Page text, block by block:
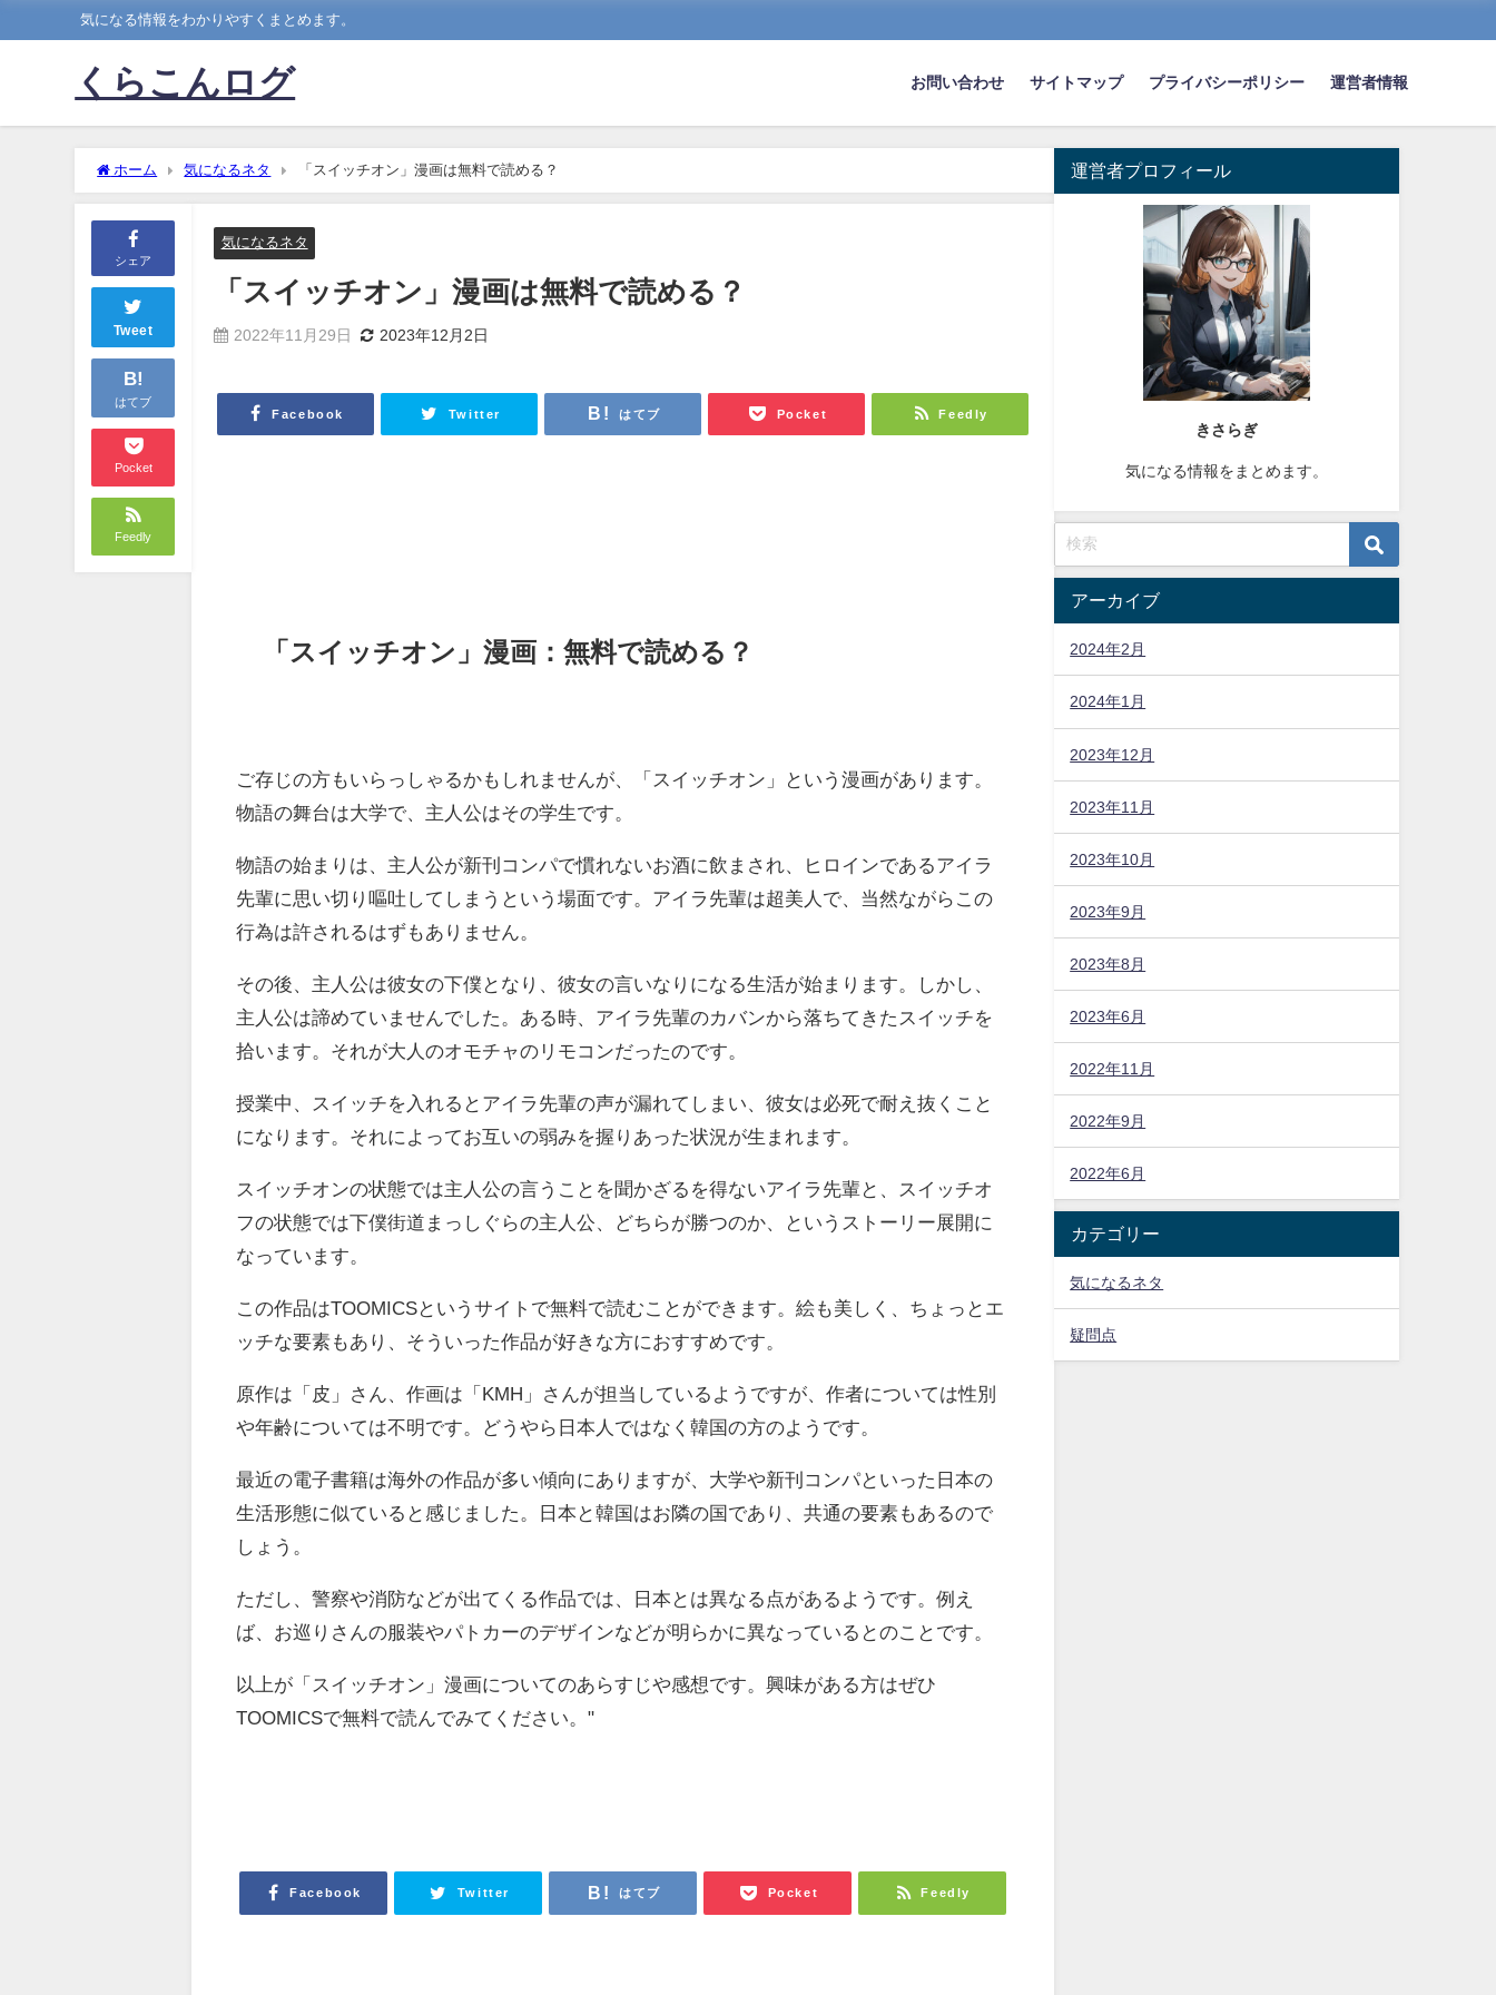
気になる情報をわかりやすくまとめます。
くらこんログ お問い合わせ サイトマップ プライバシーポリシー 運営者情報
ホーム 気になるネタ 「スイッチオン」漫画は無料で読める？
シェア
Tweet
B!
はてブ
Pocket
Feedly
気になるネタ
「スイッチオン」漫画は無料で読める？
2022年11月29日 2023年12月2日
Facebook Twitter はてブ Pocket Feedly
「スイッチオン」漫画：無料で読める？
ご存じの方もいらっしゃるかもしれませんが、「スイッチオン」という漫画があります。
物語の舞台は大学で、主人公はその学生です。
物語の始まりは、主人公が新刊コンパで慣れないお酒に飲まされ、ヒロインであるアイラ
先輩に思い切り嘔吐してしまうという場面です。アイラ先輩は超美人で、当然ながらこの
行為は許されるはずもありません。
その後、主人公は彼女の下僕となり、彼女の言いなりになる生活が始まります。しかし、
主人公は諦めていませんでした。ある時、アイラ先輩のカバンから落ちてきたスイッチを
拾います。それが大人のオモチャのリモコンだったのです。
授業中、スイッチを入れるとアイラ先輩の声が漏れてしまい、彼女は必死で耐え抜くこと
になります。それによってお互いの弱みを握りあった状況が生まれます。
スイッチオンの状態では主人公の言うことを聞かざるを得ないアイラ先輩と、スイッチオ
フの状態では下僕街道まっしぐらの主人公、どちらが勝つのか、というストーリー展開に
なっています。
この作品はTOOMICSというサイトで無料で読むことができます。絵も美しく、ちょっとエ
ッチな要素もあり、そういった作品が好きな方におすすめです。
原作は「皮」さん、作画は「KMH」さんが担当しているようですが、作者については性別
や年齢については不明です。どうやら日本人ではなく韓国の方のようです。
最近の電子書籍は海外の作品が多い傾向にありますが、大学や新刊コンパといった日本の
生活形態に似ていると感じました。日本と韓国はお隣の国であり、共通の要素もあるので
しょう。
ただし、警察や消防などが出てくる作品では、日本とは異なる点があるようです。例え
ば、お巡りさんの服装やパトカーのデザインなどが明らかに異なっているとのことです。
以上が「スイッチオン」漫画についてのあらすじや感想です。興味がある方はぜひ
TOOMICSで無料で読んでみてください。"
Facebook Twitter はてブ Pocket Feedly
運営者プロフィール
きさらぎ
気になる情報をまとめます。
アーカイブ
2024年2月
2024年1月
2023年12月
2023年11月
2023年10月
2023年9月
2023年8月
2023年6月
2022年11月
2022年9月
2022年6月
カテゴリー
気になるネタ
疑問点